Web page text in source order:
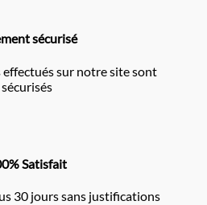
sécurisé
effectués sur notre site sont
sécurisés
Satisfait
30 jours sans justifications